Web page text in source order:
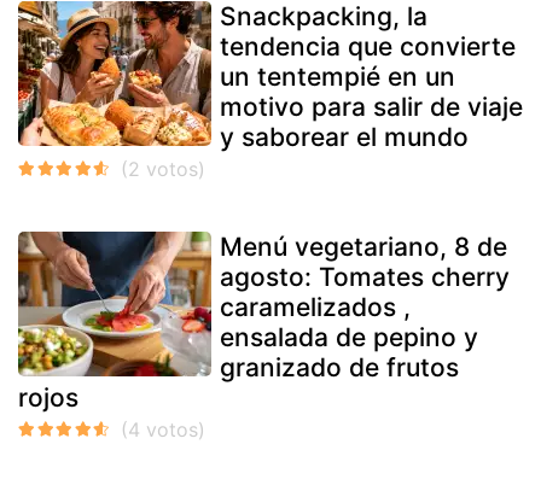
Snackpacking, la
tendencia que convierte
un tentempié en un
motivo para salir de viaje
y saborear el mundo
Menú vegetariano, 8 de
agosto: Tomates cherry
caramelizados ,
ensalada de pepino y
granizado de frutos
rojos